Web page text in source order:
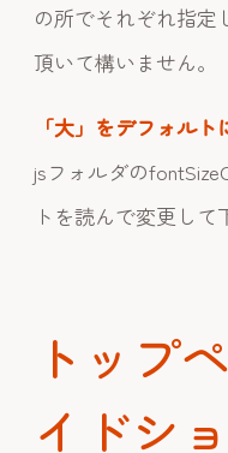
の所でそれぞれ指定
頂いて構いません。
「大」をデフォル
jsフォルダの
トを読んで変更して
トップ
イドシ